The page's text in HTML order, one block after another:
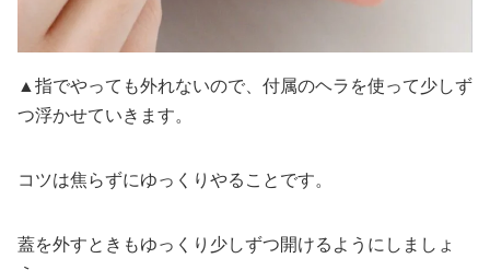
▲指でやっても外れないので、付属のヘラを使って少しず
つ浮かせていきます。
コツは焦らずにゆっくりやることです。
蓋を外すときもゆっくり少しずつ開けるようにしましょ